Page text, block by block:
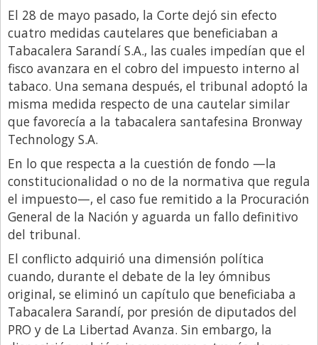
El 28 de mayo pasado, la Corte dejó sin efecto
cuatro medidas cautelares que beneficiaban a
Tabacalera Sarandí S.A., las cuales impedían que el
fisco avanzara en el cobro del impuesto interno al
tabaco. Una semana después, el tribunal adoptó la
misma medida respecto de una cautelar similar
que favorecía a la tabacalera santafesina Bronway
Technology S.A.
En lo que respecta a la cuestión de fondo —la
constitucionalidad o no de la normativa que regula
el impuesto—, el caso fue remitido a la Procuración
General de la Nación y aguarda un fallo definitivo
del tribunal.
El conflicto adquirió una dimensión política
cuando, durante el debate de la ley ómnibus
original, se eliminó un capítulo que beneficiaba a
Tabacalera Sarandí, por presión de diputados del
PRO y de La Libertad Avanza. Sin embargo, la